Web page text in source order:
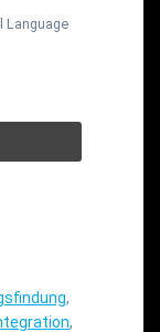
Language
,
,